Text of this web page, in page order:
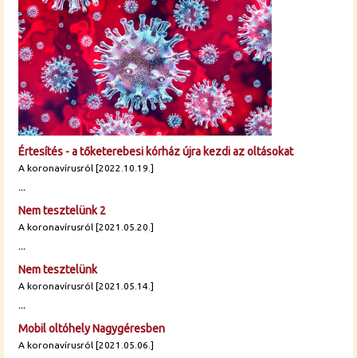
Értesítés - a tőketerebesi kórház újra kezdi az oltásokat
A koronavírusról [2022.10.19.]
...
Nem tesztelünk 2
A koronavírusról [2021.05.20.]
...
Nem tesztelünk
A koronavírusról [2021.05.14.]
...
Mobil oltóhely Nagygéresben
A koronavírusról [2021.05.06.]